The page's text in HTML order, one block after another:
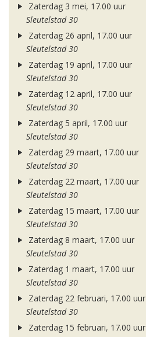
Zaterdag 3 mei, 17.00 uur
Sleutelstad 30
Zaterdag 26 april, 17.00 uur
Sleutelstad 30
Zaterdag 19 april, 17.00 uur
Sleutelstad 30
Zaterdag 12 april, 17.00 uur
Sleutelstad 30
Zaterdag 5 april, 17.00 uur
Sleutelstad 30
Zaterdag 29 maart, 17.00 uur
Sleutelstad 30
Zaterdag 22 maart, 17.00 uur
Sleutelstad 30
Zaterdag 15 maart, 17.00 uur
Sleutelstad 30
Zaterdag 8 maart, 17.00 uur
Sleutelstad 30
Zaterdag 1 maart, 17.00 uur
Sleutelstad 30
Zaterdag 22 februari, 17.00 uur
Sleutelstad 30
Zaterdag 15 februari, 17.00 uur